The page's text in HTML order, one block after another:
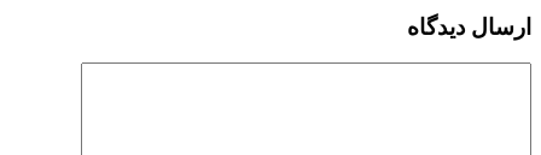
ارسال دیدگاه